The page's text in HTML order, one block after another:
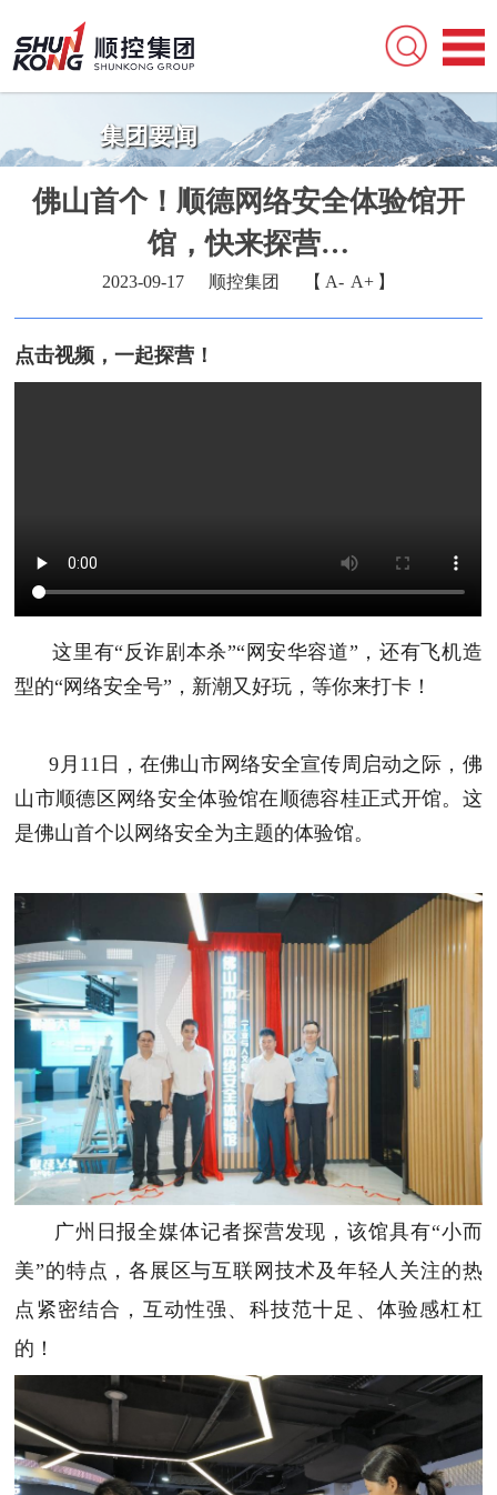
集团要闻
佛山首个！顺德网络安全体验馆开
馆，快来探营…
2023-09-17 顺控集团 【 A- A+ 】
点击视频，一起探营！
这里有“反诈剧本杀”“网安华容道”，还有飞机造
型的“网络安全号”，新潮又好玩，等你来打卡！
9月11日，在佛山市网络安全宣传周启动之际，佛
山市顺德区网络安全体验馆在顺德容桂正式开馆。这
是佛山首个以网络安全为主题的体验馆。
广州日报全媒体记者探营发现，该馆具有“小而
美”的特点，各展区与互联网技术及年轻人关注的热
点紧密结合，互动性强、科技范十足、体验感杠杠
的！